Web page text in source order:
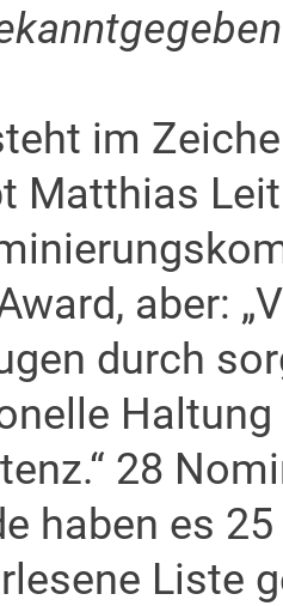
im
Matthias
aber:
durch
28
haben es
Liste